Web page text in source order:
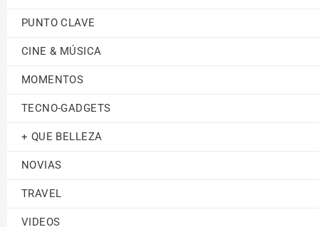
PUNTO CLAVE
CINE & MÚSICA
MOMENTOS
TECNO-GADGETS
+ QUE BELLEZA
NOVIAS
TRAVEL
VIDEOS